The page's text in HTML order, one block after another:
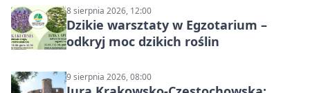
8 sierpnia 2026, 12:00
Dzikie warsztaty w Egzotarium –
odkryj moc dzikich roślin
9 sierpnia 2026, 08:00